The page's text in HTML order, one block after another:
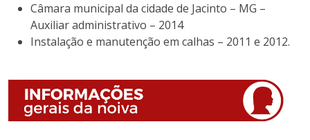
Câmara municipal da cidade de Jacinto – MG –
Auxiliar administrativo – 2014
Instalação e manutenção em calhas – 2011 e 2012.